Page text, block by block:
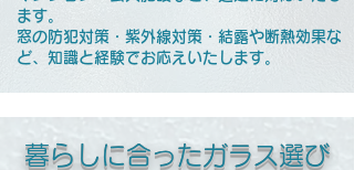
ます。
窓の防犯対策・紫外線対策・結露や断熱効果な
ど、知識と経験でお応えいたします。
暮らしに合ったガラス選び